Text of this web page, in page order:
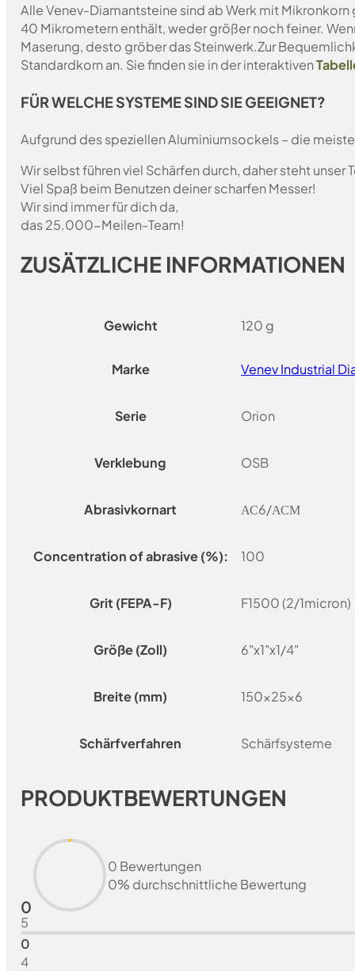
Alle Venev-Diamantsteine sind ab Werk mit
40 Mikrometern enthält, weder größer noch feiner.
Maserung, desto gröber das Steinwerk.Zur
Standardkorn an. Sie finden sie in der interaktiven
FÜR WELCHE SYSTEME SIND SIE GEEIGNET?
Aufgrund des speziellen Aluminiumsockels – die
Wir selbst führen viel Schärfen durch, daher steht
Viel Spaß beim Benutzen deiner scharfen Messer!
Wir sind immer für dich da,
das 25.000-Meilen-Team!
ZUSÄTZLICHE INFORMATIONEN
Gewicht 120 g
Marke Venev Industrial
Serie Orion
Verklebung OSB
Abrasivkornart АС6/АСМ
Concentration of abrasive (%): 100
Grit (FEPA-F) F1500 (2/1micron)
Größe (Zoll) 6"x1"x1/4"
Breite (mm) 150x25x6
Schärfverfahren Schärfsysteme
PRODUKTBEWERTUNGEN
0
0 Bewertungen
0% durchschnittliche Bewertung
5
0
4